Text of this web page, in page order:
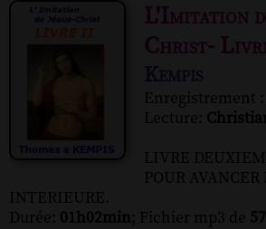
L'Imitation
Christ-
Enregistrement :
Lecture:
LIVRE
POUR
INTERIEURE.
Durée: 01h02min; Fichier mp3 de 57